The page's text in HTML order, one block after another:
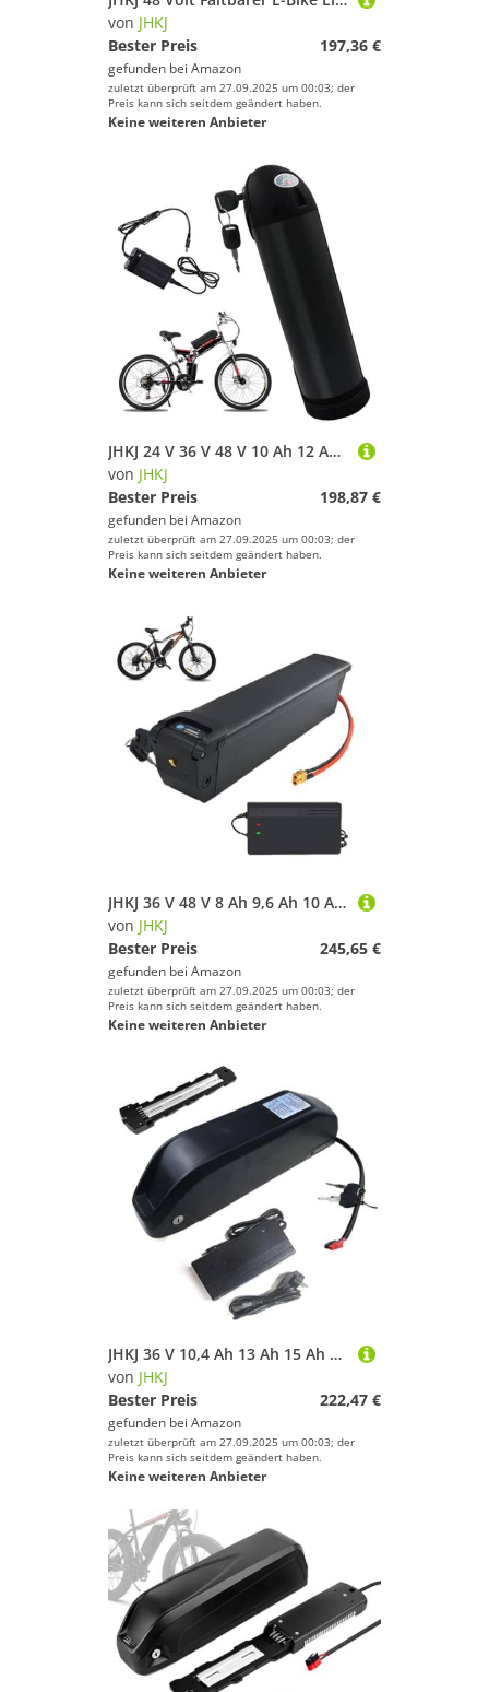
von JHKJ
Bester Preis
197,36 €
gefunden bei Amazon
zuletzt überprüft am 27.09.2025 um 00:03; der
Preis kann sich seitdem geändert haben.
Keine weiteren Anbieter
JHKJ 24 V 36 V 48 V 10 Ah 12 Ah 15 Ah 8 Ah 13 Ah 17,5 Ah Flaschenkesselform Ebike-Lithiumbatterie 36 Volt 10 Ah 15 Ah Unterrohrbatterien für Elektrofahrräder mit Ladegerät,36v,10Ah
von JHKJ
Bester Preis
198,87 €
gefunden bei Amazon
zuletzt überprüft am 27.09.2025 um 00:03; der
Preis kann sich seitdem geändert haben.
Keine weiteren Anbieter
JHKJ 36 V 48 V 8 Ah 9,6 Ah 10 Ah 12,8 Ah Ebike-Unterrohr-Lithium-Ionen-Akku 36 Volt 48 Volt Mountainbike wiederaufladbarer Lithium-Ionen-Akku mit Ladegerät,36v,12.8Ah
von JHKJ
Bester Preis
245,65 €
gefunden bei Amazon
zuletzt überprüft am 27.09.2025 um 00:03; der
Preis kann sich seitdem geändert haben.
Keine weiteren Anbieter
JHKJ 36 V 10,4 Ah 13 Ah 15 Ah 18,2 Ah 23,4 Ah Ebike-Unterrohrbatterie 48 V 10,4 Ah 13 Ah 15 Ah 18,2 Ah Lithium-Li-Ionen-Batterie für Mountain Electric Bicycle mit Ladegerät,Anderson,36V 18.2Ah
von JHKJ
Bester Preis
222,47 €
gefunden bei Amazon
zuletzt überprüft am 27.09.2025 um 00:03; der
Preis kann sich seitdem geändert haben.
Keine weiteren Anbieter